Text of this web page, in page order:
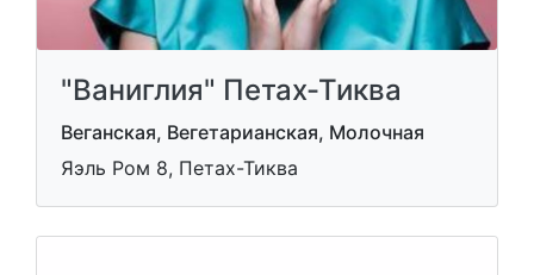
"Ваниглия" Петах-Тиква
Веганская, Вегетарианская, Молочная
Яэль Ром 8, Петах-Тиква